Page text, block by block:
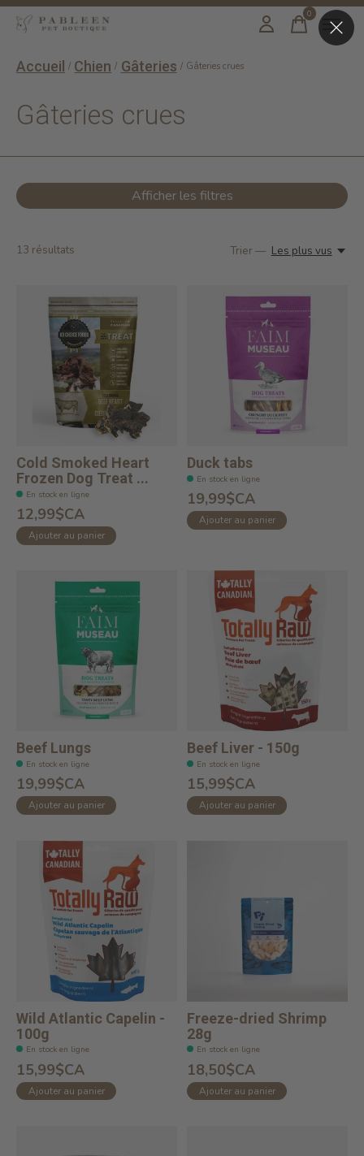
0items
Accueil / Chien / Gâteries / Gâteries crues
Gâteries crues
Afficher les filtres
13 résultats Trier — Les plus vus
Cold Smoked Heart
Frozen Dog Treat ...
En stock en ligne
12,99$CA
Ajouter au panier
Duck tabs
En stock en ligne
19,99$CA
Ajouter au panier
Beef Lungs
En stock en ligne
19,99$CA
Ajouter au panier
Beef Liver - 150g
En stock en ligne
15,99$CA
Ajouter au panier
Wild Atlantic Capelin -
100g
En stock en ligne
15,99$CA
Ajouter au panier
Freeze-dried Shrimp
28g
En stock en ligne
18,50$CA
Ajouter au panier